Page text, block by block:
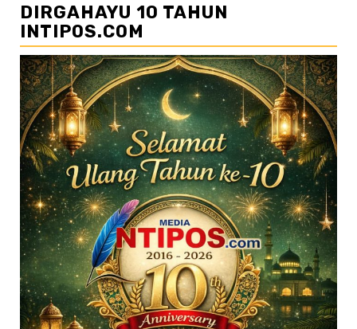
DIRGAHAYU 10 TAHUN
INTIPOS.COM